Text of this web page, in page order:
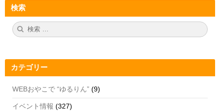
e
b
o
k
gr er T
e
C
h
検索
検
索:
カテゴリー
WEBおやこで “ゆるりん” (9)
イベント情報 (327)